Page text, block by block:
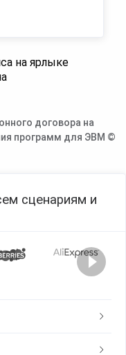
на ярлыке
договора на
программ для ЭВМ ©
сценариям и